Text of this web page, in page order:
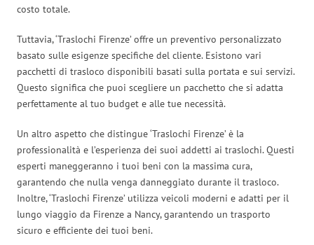
costo totale.
Tuttavia, ‘Traslochi Firenze’ offre un preventivo personalizzato
basato sulle esigenze specifiche del cliente. Esistono vari
pacchetti di trasloco disponibili basati sulla portata e sui servizi.
Questo significa che puoi scegliere un pacchetto che si adatta
perfettamente al tuo budget e alle tue necessità.
Un altro aspetto che distingue ‘Traslochi Firenze’ è la
professionalità e l’esperienza dei suoi addetti ai traslochi. Questi
esperti maneggeranno i tuoi beni con la massima cura,
garantendo che nulla venga danneggiato durante il trasloco.
Inoltre, ‘Traslochi Firenze’ utilizza veicoli moderni e adatti per il
lungo viaggio da Firenze a Nancy, garantendo un trasporto
sicuro e efficiente dei tuoi beni.